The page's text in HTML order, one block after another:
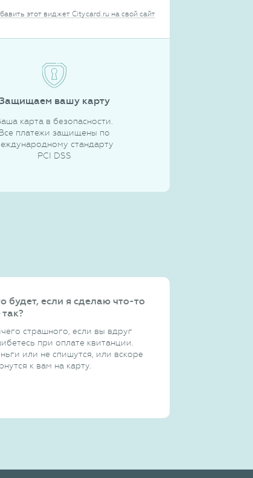
этот виджет Citycard.ru на свой сайт
вашу карту
карта в безопасности.
платежи защищены по
стандарту
PCI DSS
будет, если я сделаю что-то
так?
страшного, если вы вдруг
при оплате квитанции.
или не спишутся, или вскоре
к вам на карту.